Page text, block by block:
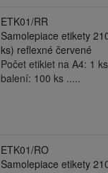
ETK01/RR
Samolepiace etikety
ks) reflexné červené
Počet etikiet na A4: 1
balení: 100 ks .....
ETK01/RO
Samolepiace etikety